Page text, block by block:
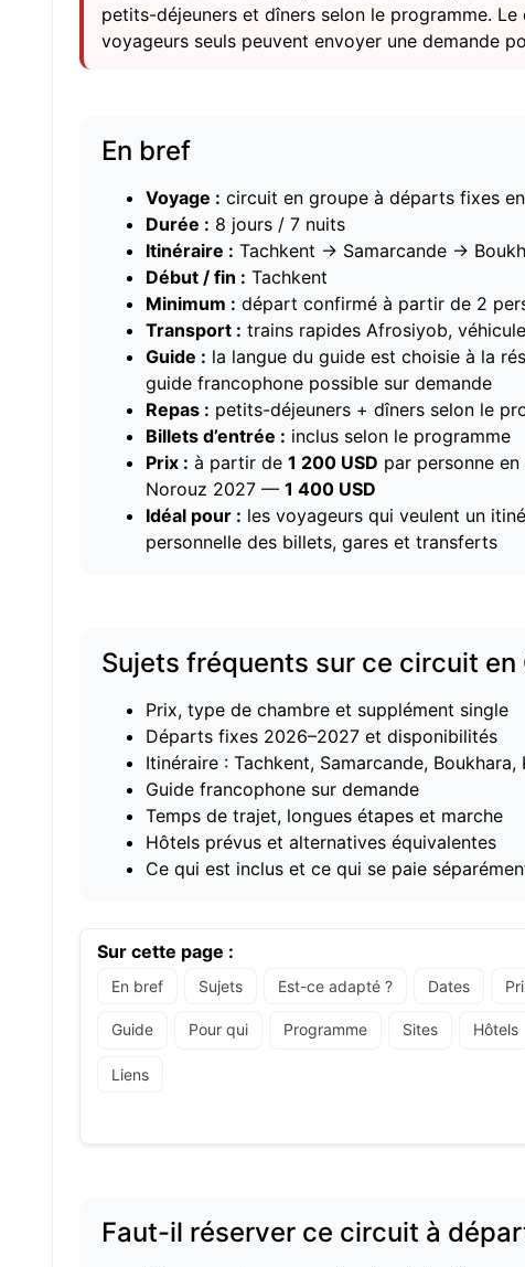
petits-déjeuners et dîners selon le programme.
voyageurs seuls peuvent envoyer une demande
En bref
Voyage : circuit en groupe à départs fixes
Durée : 8 jours / 7 nuits
Itinéraire : Tachkent → Samarcande →
Début / fin : Tachkent
Minimum : départ confirmé à partir de 2
Transport : trains rapides Afrosiyob,
Guide : la langue du guide est choisie à la
guide francophone possible sur demande
Repas : petits-déjeuners + dîners selon le
Billets d’entrée : inclus selon le programme
Prix : à partir de 1 200 USD par personne
Norouz 2027 — 1 400 USD
Idéal pour : les voyageurs qui veulent un
personnelle des billets, gares et transferts
Sujets fréquents sur ce circuit en
Prix, type de chambre et supplément single
Départs fixes 2026–2027 et disponibilités
Itinéraire : Tachkent, Samarcande, Boukhara,
Guide francophone sur demande
Temps de trajet, longues étapes et marche
Hôtels prévus et alternatives équivalentes
Ce qui est inclus et ce qui se paie
Sur cette page :
En bref Sujets Est-ce adapté ? Dates
Guide Pour qui Programme Sites Hôtels
Liens
Faut-il réserver ce circuit à